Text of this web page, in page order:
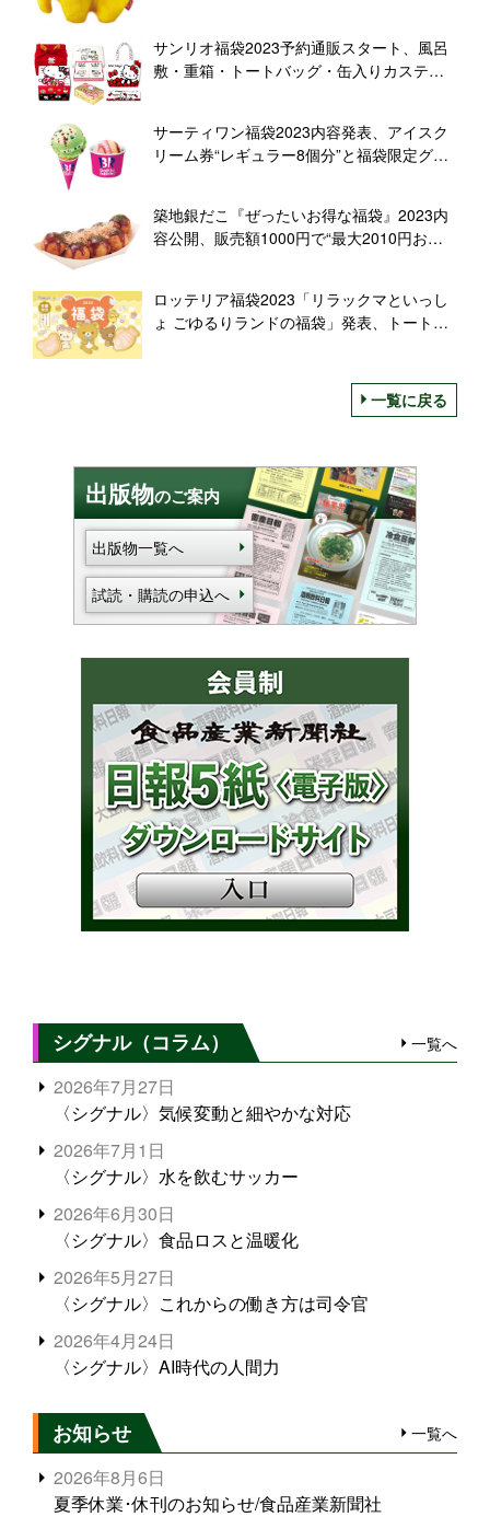
内容で年始から
サンリオ福袋2023予約通販スタート、風呂
敷・重箱・トートバッグ・缶入りカステラ
サーティワン福袋2023内容発表、アイスク
リーム券“レギュラー8個分”と福袋限定グッ
築地銀だこ『ぜったいお得な福袋』2023内
容公開、販売額1000円で“最大2010円お
5000円『いちばんお得な福袋』も
ロッテリア福袋2023「リラックマといっし
ょ ごゆるりランドの福袋」発表、トートバ
一覧に戻る
出版物のご案内
出版物一覧へ
試読・購読の申込へ
シグナル（コラム） 一覧へ
2026年7月27日
〈シグナル〉気候変動と細やかな対応
2026年7月1日
〈シグナル〉水を飲むサッカー
2026年6月30日
〈シグナル〉食品ロスと温暖化
2026年5月27日
〈シグナル〉これからの働き方は司令官
2026年4月24日
〈シグナル〉AI時代の人間力
お知らせ 一覧へ
2026年8月6日
夏季休業･休刊のお知らせ/食品産業新聞社